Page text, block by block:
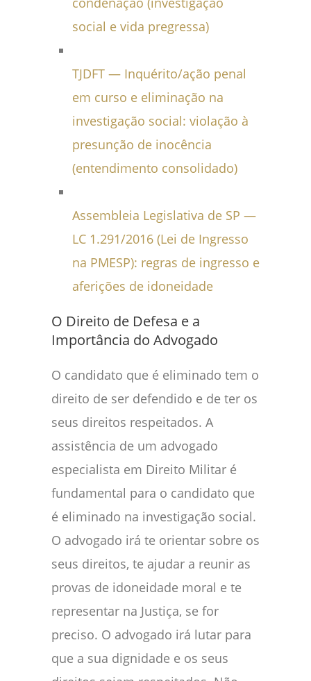
social e vida pregressa)
TJDFT — Inquérito/ação penal
em curso e eliminação na
investigação social: violação à
presunção de inocência
(entendimento consolidado)
Assembleia Legislativa de SP —
LC 1.291/2016 (Lei de Ingresso
na PMESP): regras de ingresso e
aferições de idoneidade
O Direito de Defesa e a
Importância do Advogado
O candidato que é eliminado tem o
direito de ser defendido e de ter os
seus direitos respeitados. A
assistência de um advogado
especialista em Direito Militar é
fundamental para o candidato que
é eliminado na investigação social.
O advogado irá te orientar sobre os
seus direitos, te ajudar a reunir as
provas de idoneidade moral e te
representar na Justiça, se for
preciso. O advogado irá lutar para
que a sua dignidade e os seus